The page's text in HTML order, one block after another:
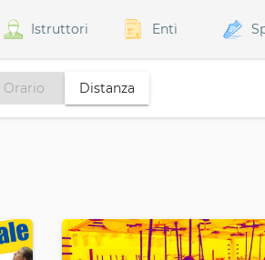
Istruttori Enti
Orario Distanza